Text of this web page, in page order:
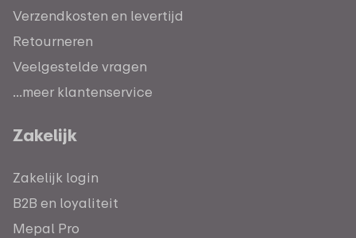
Verzendkosten en levertijd
Retourneren
Veelgestelde vragen
...meer klantenservice
Zakelijk
Zakelijk login
B2B en loyaliteit
Mepal Pro